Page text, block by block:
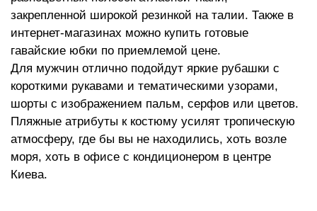
закрепленной широкой резинкой на талии. Также в
интернет-магазинах можно купить готовые
гавайские юбки по приемлемой цене.
Для мужчин отлично подойдут яркие рубашки с
короткими рукавами и тематическими узорами,
шорты с изображением пальм, серфов или цветов.
Пляжные атрибуты к костюму усилят тропическую
атмосферу, где бы вы не находились, хоть возле
моря, хоть в офисе с кондиционером в центре
Киева.